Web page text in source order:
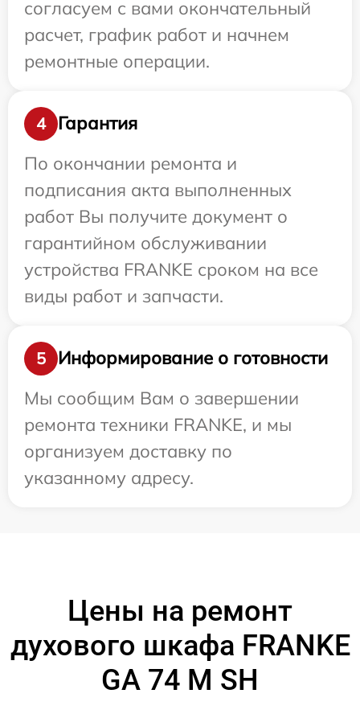
согласуем с вами окончательный
расчет, график работ и начнем
ремонтные операции.
4
Гарантия
По окончании ремонта и
подписания акта выполненных
работ Вы получите документ о
гарантийном обслуживании
устройства FRANKE сроком на все
виды работ и запчасти.
5
Информирование о готовности
Мы сообщим Вам о завершении
ремонта техники FRANKE, и мы
организуем доставку по
указанному адресу.
Цены на ремонт
духового шкафа FRANKE
GA 74 M SH